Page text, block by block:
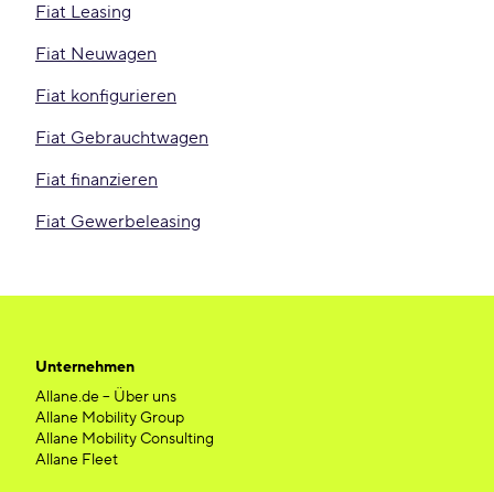
Fiat Leasing
Fiat Neuwagen
Fiat konfigurieren
Fiat Gebrauchtwagen
Fiat finanzieren
Fiat Gewerbeleasing
Unternehmen
Allane.de – Über uns
Allane Mobility Group
Allane Mobility Consulting
Allane Fleet